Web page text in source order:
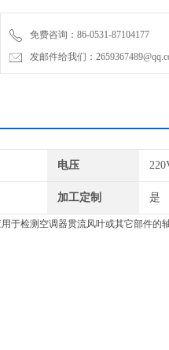
免费咨询：86-0531-87104177
发邮件给我们：
电压
加工定制 是
于检测空调器贯流风叶或其它部件的